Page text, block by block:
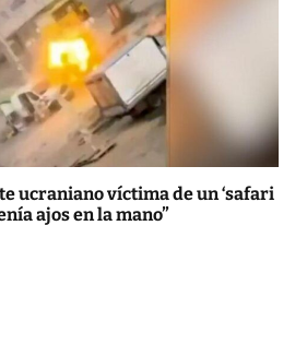
ucraniano víctima de un ‘safari
ajos en la mano”